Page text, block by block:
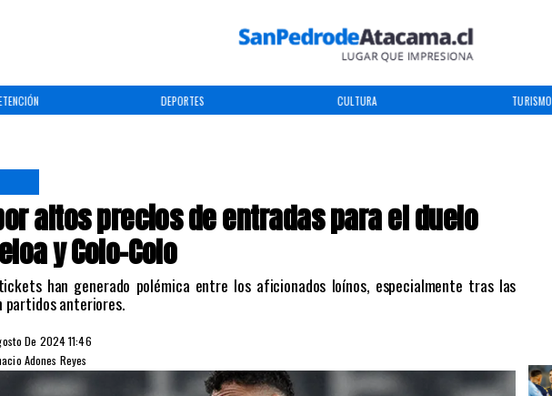
DEPORTES CULTURA TURISMO
altos precios de entradas para el duelo
y Colo-Colo
han generado polémica entre los aficionados loínos, especialmente tras las
anteriores.
De 2024 11:46
Adones Reyes